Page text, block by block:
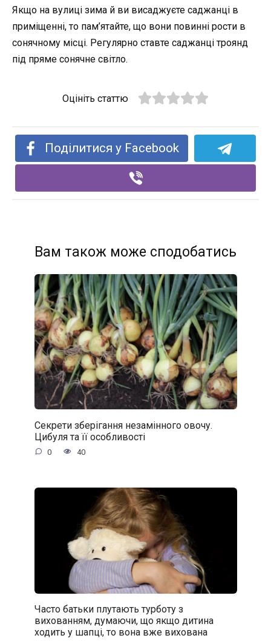
Якщо на вулиці зима й ви висаджуєте саджанці в
приміщенні, то пам’ятайте, що вони повинні рости в
сонячному місці. Регулярно ставте саджанці троянд
під пряме сонячне світло.
Оцініть статтю
Поділитися у Facebook
Вам також може сподобатись
Секрети зберігання незамінного овочу.
Цибуля та її особливості
0 40
Часто батьки плутають турботу з
вихованням, думаючи, що якщо дитина
ходить у шапці, то вона вже вихована